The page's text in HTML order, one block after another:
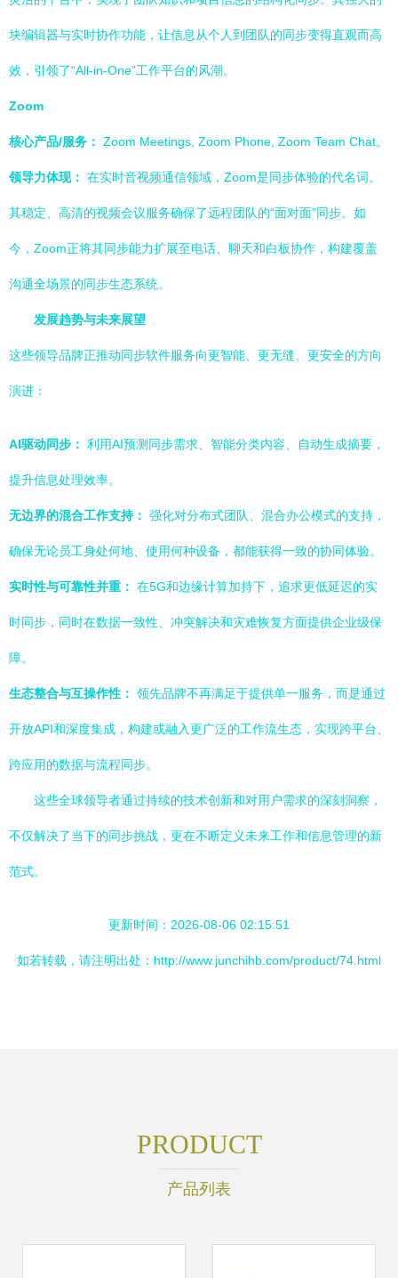
块编辑器与实时协作功能，让信息从个人到团队的同步变得直观而高
效，引领了“All-in-One”工作平台的风潮。
Zoom
核心产品/服务： Zoom Meetings, Zoom Phone, Zoom Team Chat。
领导力体现： 在实时音视频通信领域，Zoom是同步体验的代名词。
其稳定、高清的视频会议服务确保了远程团队的“面对面”同步。如
今，Zoom正将其同步能力扩展至电话、聊天和白板协作，构建覆盖
沟通全场景的同步生态系统。
发展趋势与未来展望
这些领导品牌正推动同步软件服务向更智能、更无缝、更安全的方向
演进：
AI驱动同步： 利用AI预测同步需求、智能分类内容、自动生成摘要，
提升信息处理效率。
无边界的混合工作支持： 强化对分布式团队、混合办公模式的支持，
确保无论员工身处何地、使用何种设备，都能获得一致的协同体验。
实时性与可靠性并重： 在5G和边缘计算加持下，追求更低延迟的实
时同步，同时在数据一致性、冲突解决和灾难恢复方面提供企业级保
障。
生态整合与互操作性： 领先品牌不再满足于提供单一服务，而是通过
开放API和深度集成，构建或融入更广泛的工作流生态，实现跨平台、
跨应用的数据与流程同步。
这些全球领导者通过持续的技术创新和对用户需求的深刻洞察，
不仅解决了当下的同步挑战，更在不断定义未来工作和信息管理的新
范式。
更新时间：2026-08-06 02:15:51
如若转载，请注明出处：http://www.junchihb.com/product/74.html
PRODUCT
产品列表